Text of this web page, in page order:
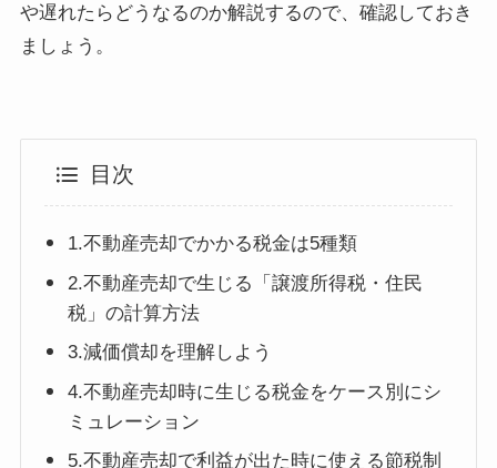
や遅れたらどうなるのか解説するので、確認しておき
ましょう。
目次
1.不動産売却でかかる税金は5種類
2.不動産売却で生じる「譲渡所得税・住民
税」の計算方法
3.減価償却を理解しよう
4.不動産売却時に生じる税金をケース別にシ
ミュレーション
5.不動産売却で利益が出た時に使える節税制